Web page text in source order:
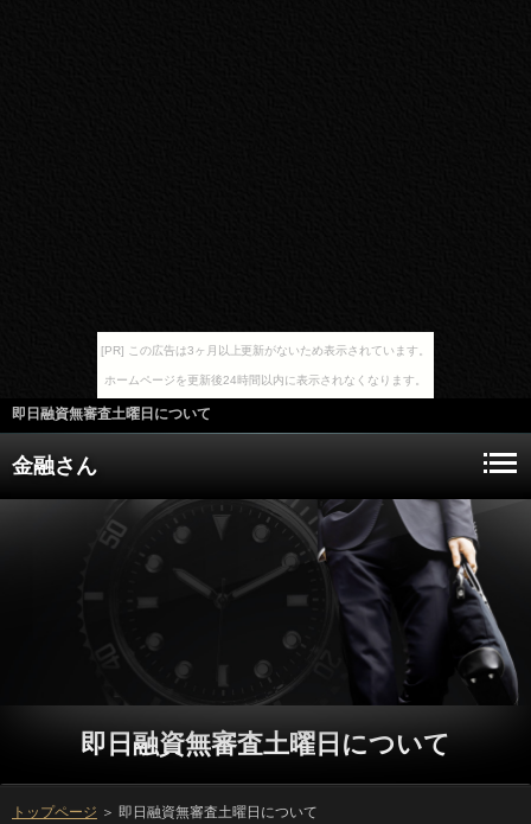
[PR] この広告は3ヶ月以上更新がないため表示されています。
ホームページを更新後24時間以内に表示されなくなります。
即日融資無審査土曜日について
金融さん
即日融資無審査土曜日について
トップページ ＞ 即日融資無審査土曜日について